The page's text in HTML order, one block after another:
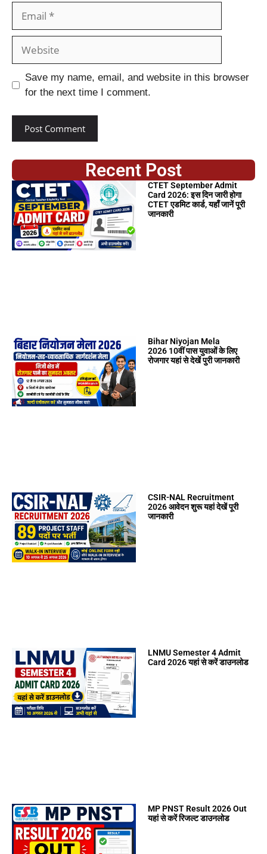
Save my name, email, and website in this browser
for the next time I comment.
Recent Post
CTET September Admit
Card 2026: इस दिन जारी होगा
CTET एडमिट कार्ड, यहाँ जानें पूरी
जानकारी
Bihar Niyojan Mela
2026 10वीं पास युवाओं के लिए
रोजगार यहां से देखें पुरी जानकारी
CSIR-NAL Recruitment
2026 आवेदन शुरू यहां देखें पूरी
जानकारी
LNMU Semester 4 Admit
Card 2026 यहां से करें डाउनलोड
MP PNST Result 2026 Out
यहां से करें रिजल्ट डाउनलोड